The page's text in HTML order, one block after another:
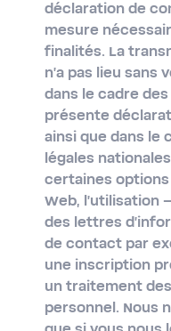
déclaration de
mesure
finalités. La
n'a pas lieu sans
dans le cadre
présente
ainsi que dans le
légales
certaines
Web, l'utilisation
des lettres
de contact par
une inscription
un traitement
personnel. Nous